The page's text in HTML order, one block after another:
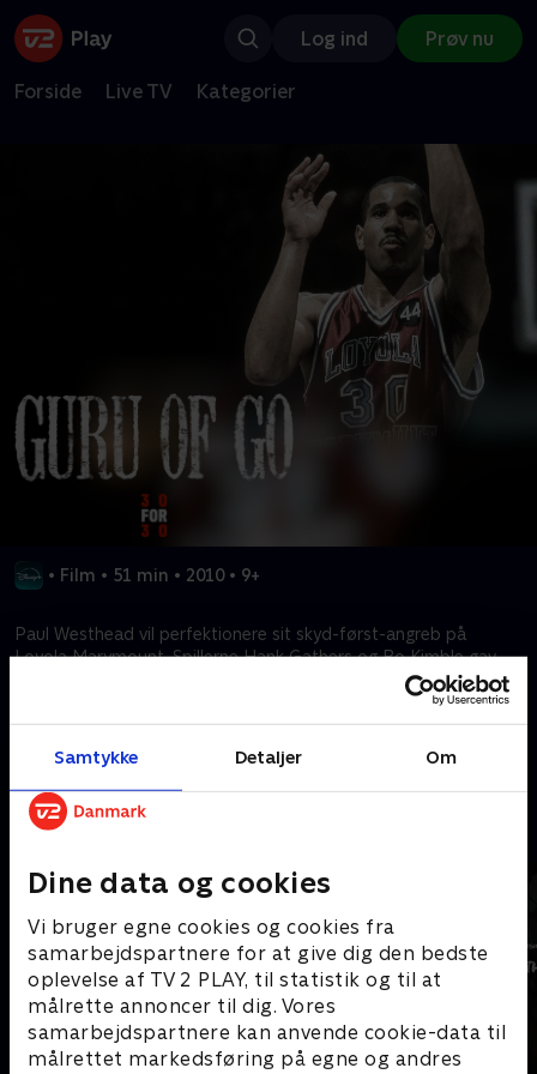
Samtykke Detaljer Om
Dine data og cookies
Vi bruger egne cookies og cookies fra
samarbejdspartnere for at give dig den bedste
oplevelse af TV 2 PLAY, til statistik og til at
målrette annoncer til dig. Vores
samarbejdspartnere kan anvende cookie-data til
målrettet markedsføring på egne og andres
Log ind Prøv nu
Forside Live TV Kategorier
• Film • 51 min • 2010 • 9+
Paul Westhead vil perfektionere sit skyd-først-angreb på
Loyola Marymount. Spillerne Hank Gathers og Bo Kimble gav
Kræver tilkøb
Mere indhold fra Disney+